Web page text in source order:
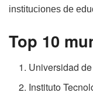
instituciones de
Top 10
Universidad
Instituto